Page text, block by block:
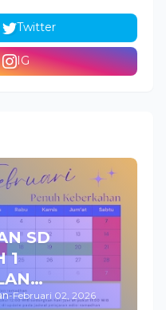
Twitter
IG
SD
1
-Februari 02, 2026